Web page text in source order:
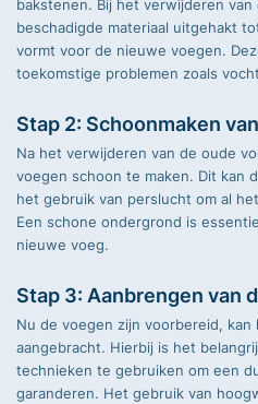
bakstenen. Bij het verwijderen
beschadigde materiaal uitgehakt
vormt voor de nieuwe voegen.
toekomstige problemen zoals
Stap 2: Schoonmaken
Na het verwijderen van de oude
voegen schoon te maken. Dit kan
het gebruik van perslucht om al
Een schone ondergrond is
nieuwe voeg.
Stap 3: Aanbrengen van
Nu de voegen zijn voorbereid,
aangebracht. Hierbij is het
technieken te gebruiken om een
garanderen. Het gebruik van